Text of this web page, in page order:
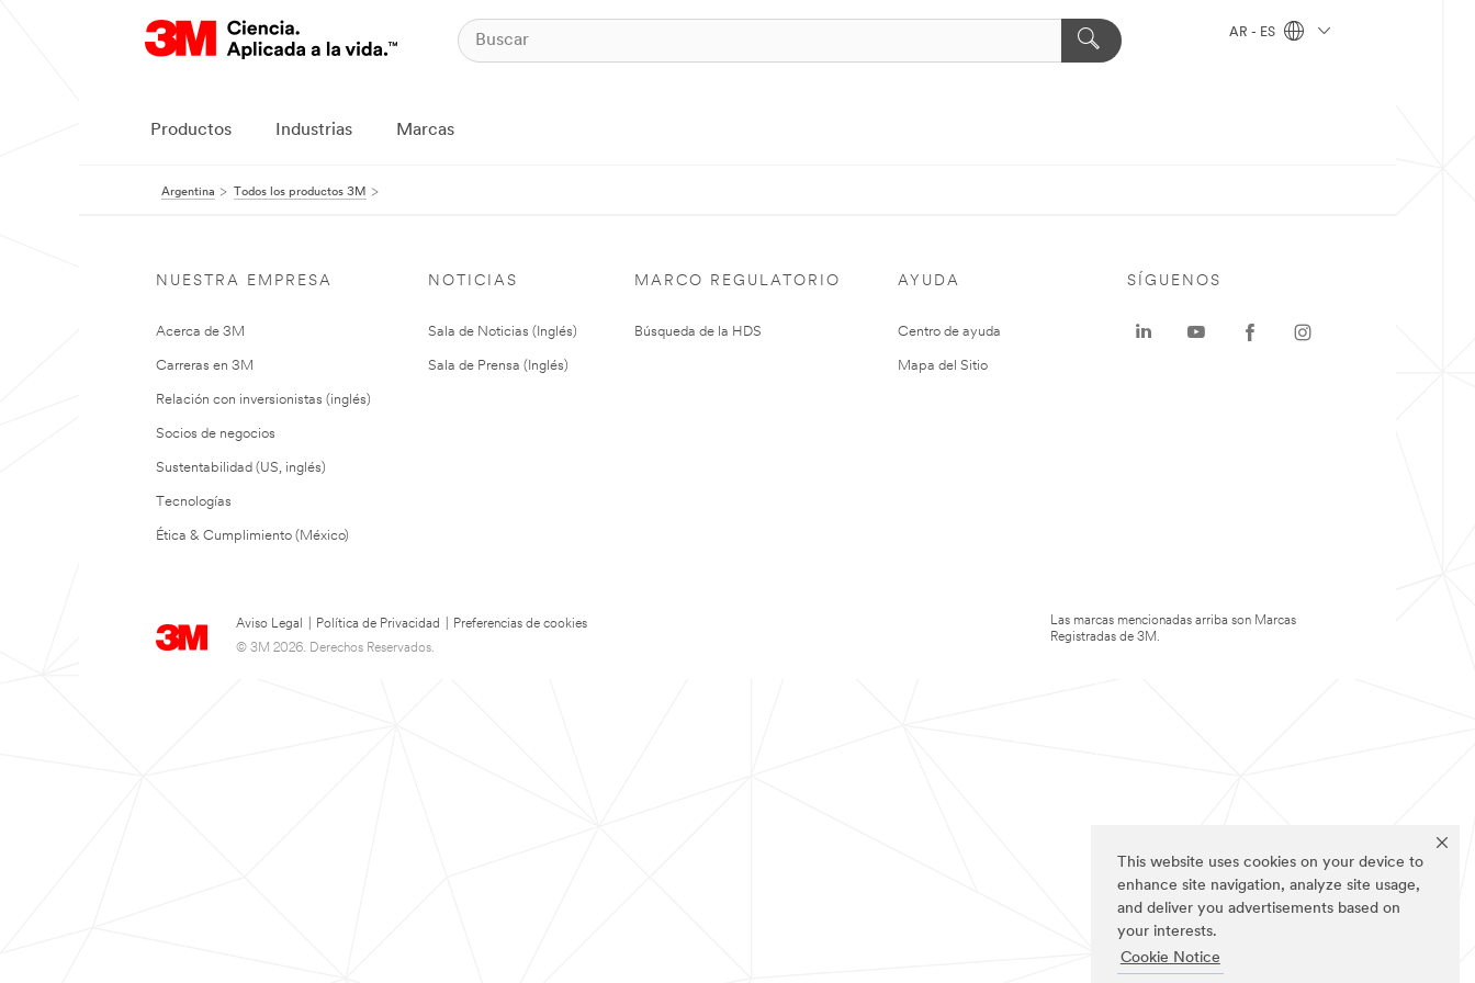
This website uses cookies on your device to
enhance site navigation, analyze site usage,
and deliver you advertisements based on
your interests.
Cookie Notice
AR - ES
Productos Industrias Marcas
Argentina Todos los productos 3M
NUESTRA EMPRESA
Acerca de 3M
Carreras en 3M
Relación con inversionistas (inglés)
Socios de negocios
Sustentabilidad (US, inglés)
Tecnologías
Ética & Cumplimiento (México)
NOTICIAS
Sala de Noticias (Inglés)
Sala de Prensa (Inglés)
MARCO REGULATORIO
Búsqueda de la HDS
AYUDA
Centro de ayuda
Mapa del Sitio
Aviso Legal Política de Privacidad
Preferencias de cookies
© 3M 2026. Derechos Reservados.
SÍGUENOS
Las marcas mencionadas arriba son Marcas
Registradas de 3M.